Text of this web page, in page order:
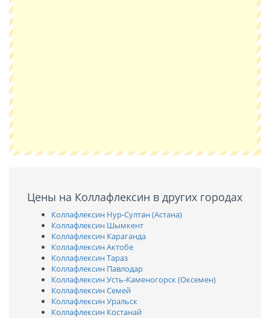
Цены на Коллафлексин в других городах
Коллафлексин Нур-Султан (Астана)
Коллафлексин Шымкент
Коллафлексин Караганда
Коллафлексин Актобе
Коллафлексин Тараз
Коллафлексин Павлодар
Коллафлексин Усть-Каменогорск (Оксемен)
Коллафлексин Семей
Коллафлексин Уральск
Коллафлексин Костанай